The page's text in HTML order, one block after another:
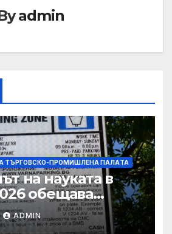
admin
ТЪРГОВСКО-ПРОМИШЛЕНА ПАЛAТА
на науката в
обещава
научно-
иновации
ADMIN